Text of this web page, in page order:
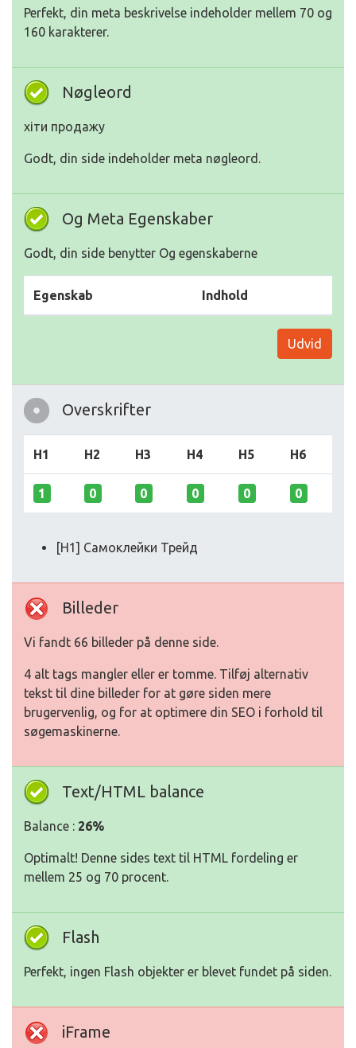
Perfekt, din meta beskrivelse indeholder mellem 70 og
160 karakterer.
Nøgleord
хіти продажу
Godt, din side indeholder meta nøgleord.
Og Meta Egenskaber
Godt, din side benytter Og egenskaberne
Egenskab Indhold
Udvid
Overskrifter
H1 H2 H3 H4 H5 H6
1 0 0 0 0 0
[H1] Самоклейки Трейд
Billeder
Vi fandt 66 billeder på denne side.
4 alt tags mangler eller er tomme. Tilføj alternativ
tekst til dine billeder for at gøre siden mere
brugervenlig, og for at optimere din SEO i forhold til
søgemaskinerne.
Text/HTML balance
Balance : 26%
Optimalt! Denne sides text til HTML fordeling er
mellem 25 og 70 procent.
Flash
Perfekt, ingen Flash objekter er blevet fundet på siden.
iFrame